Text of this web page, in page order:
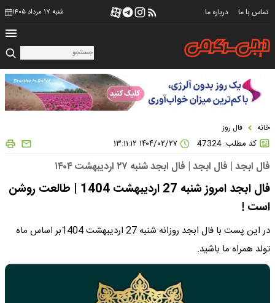
تماس با ما درباره ما شنبه ۱۷ مرداد ۱۴۰۵
خانه فال روز
کد مطلب: 47324
فال ابجد | فال ابجد | فال ابجد شنبه ۲۷ اردیبهشت ۱۴۰۴
فال ابجد امروز شنبه 27 اردیبهشت 1404 | طالعت روشن
است !
در این پست با فال ابجد روزانه شنبه 27 اردیبهشت 1404بر اساس ماه
تولد همراه ما باشید.